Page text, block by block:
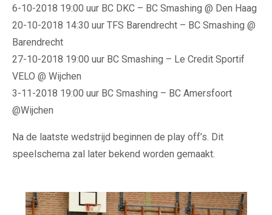
6-10-2018 19:00 uur BC DKC – BC Smashing @ Den Haag
20-10-2018 14:30 uur TFS Barendrecht – BC Smashing @
Barendrecht
27-10-2018 19:00 uur BC Smashing – Le Credit Sportif
VELO @ Wijchen
3-11-2018 19:00 uur BC Smashing – BC Amersfoort
@Wijchen
Na de laatste wedstrijd beginnen de play off’s. Dit
speelschema zal later bekend worden gemaakt.